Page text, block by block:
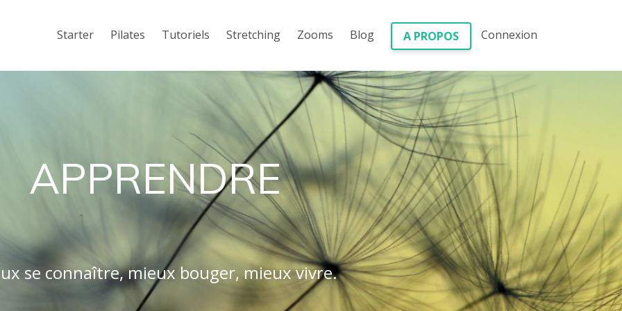
Starter Pilates Tutoriels Stretching Zooms Blog A PROPOS Connexion
APPRENDRE
se connaître, mieux bouger, mieux vivre.